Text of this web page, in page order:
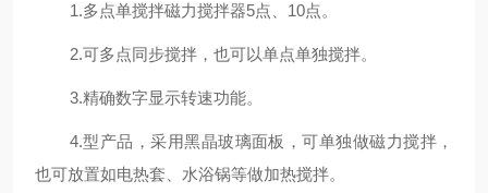
1.多点单搅拌磁力搅拌器5点、10点。
2.可多点同步搅拌，也可以单点单独搅拌。
3.精确数字显示转速功能。
4.型产品，采用黑晶玻璃面板 ，可单独做磁力搅拌，
也可放置如电热套、水浴锅等做加热搅拌。